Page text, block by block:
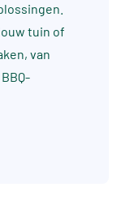
tuin of
van